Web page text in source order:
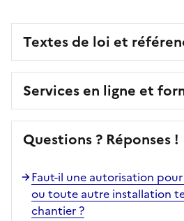
Textes de loi et
Services en ligne et
Questions ? Réponses !
Faut-il une autorisation
ou toute autre installation
chantier ?